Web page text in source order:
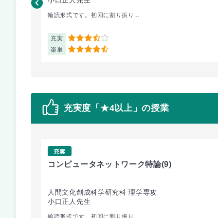
輪読形式です。初回に割り振り...
充実 3.5
楽単 4.5
充実度「★4以上」の授業
充実
コンピュータネットワーク特論(9)
人間文化創成科学研究科 理学専攻
小口正人先生
輪読形式です。初回に割り振り...